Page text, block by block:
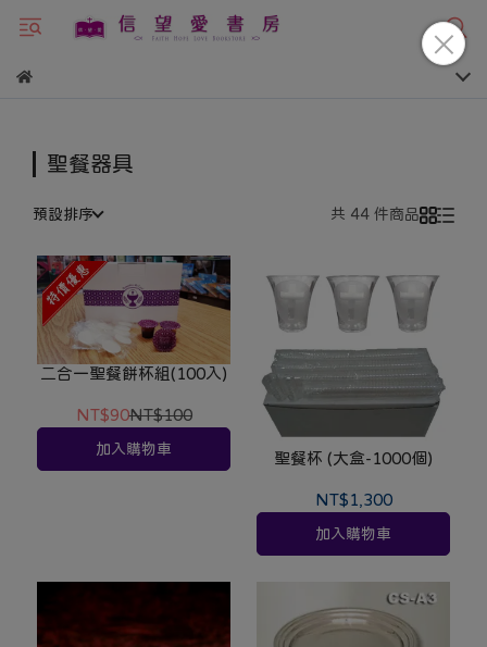
聖餐器具
預設排序 共 44 件商品
二合一聖餐餅杯組(100入)
NT$90NT$100
加入購物車 聖餐杯 (大盒-1000個)
NT$1,300
加入購物車